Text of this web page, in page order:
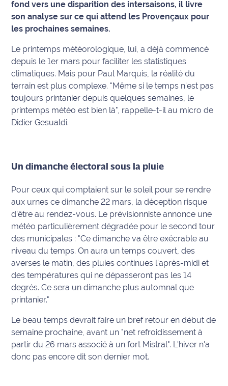
route
Justice
Loisirs
Météo
Politique
Santé
International
Défense
Municipales
2026
Contenus
L'invité(e)
de la
rédaction
fond vers une disparition des intersaisons, il livre
son analyse sur ce qui attend les Provençaux pour
les prochaines semaines.
Le printemps météorologique, lui, a déjà commencé
depuis le 1er mars pour faciliter les statistiques
climatiques. Mais pour Paul Marquis, la réalité du
terrain est plus complexe. "Même si le temps n'est pas
toujours printanier depuis quelques semaines, le
printemps météo est bien là" , rappelle-t-il au micro de
Didier Gesualdi.
Un dimanche électoral sous la pluie
Pour ceux qui comptaient sur le soleil pour se rendre
aux urnes ce dimanche 22 mars, la déception risque
d’être au rendez-vous. Le prévisionniste annonce une
météo particulièrement dégradée pour le second tour
des municipales : "Ce dimanche va être exécrable au
niveau du temps. On aura un temps couvert, des
averses le matin, des pluies continues l'après-midi et
des températures qui ne dépasseront pas les 14
degrés. Ce sera un dimanche plus automnal que
printanier."
Le beau temps devrait faire un bref retour en début de
semaine prochaine, avant un "net refroidissement à
partir du 26 mars associé à un fort Mistral". L'hiver n'a
donc pas encore dit son dernier mot.